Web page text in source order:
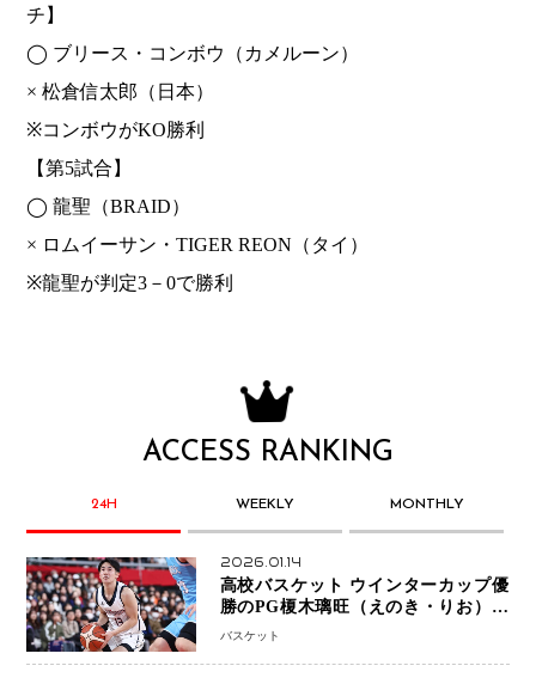
チ】
◯ ブリース・コンボウ（カメルーン）
× 松倉信太郎（日本）
※コンボウがKO勝利
【第5試合】
◯ 龍聖（BRAID）
× ロムイーサン・TIGER REON（タイ）
※龍聖が判定3－0で勝利
ACCESS RANKING
24H WEEKLY MONTHLY
2026.01.14
高校バスケット ウインターカップ優
勝のPG榎木璃旺（えのき・りお）が
プロの現場へ―。
バスケット